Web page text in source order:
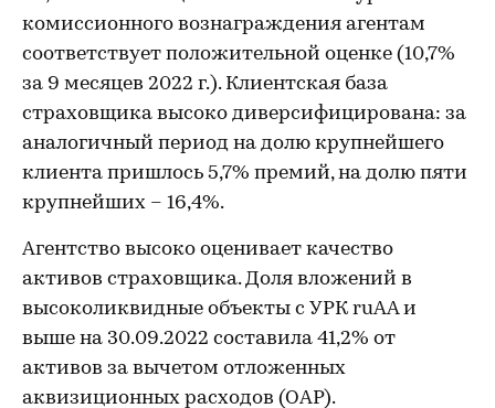
комиссионного вознаграждения агентам
соответствует положительной оценке (10,7%
за 9 месяцев 2022 г.). Клиентская база
страховщика высоко диверсифицирована: за
аналогичный период на долю крупнейшего
клиента пришлось 5,7% премий, на долю пяти
крупнейших – 16,4%.
Агентство высоко оценивает качество
активов страховщика. Доля вложений в
высоколиквидные объекты с УРК ruAA и
выше на 30.09.2022 составила 41,2% от
активов за вычетом отложенных
аквизиционных расходов (ОАР).